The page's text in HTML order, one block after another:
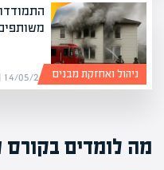
14/05/26 | מערכת אפיק ניהול ואחזקת מבנים
מה לומדים